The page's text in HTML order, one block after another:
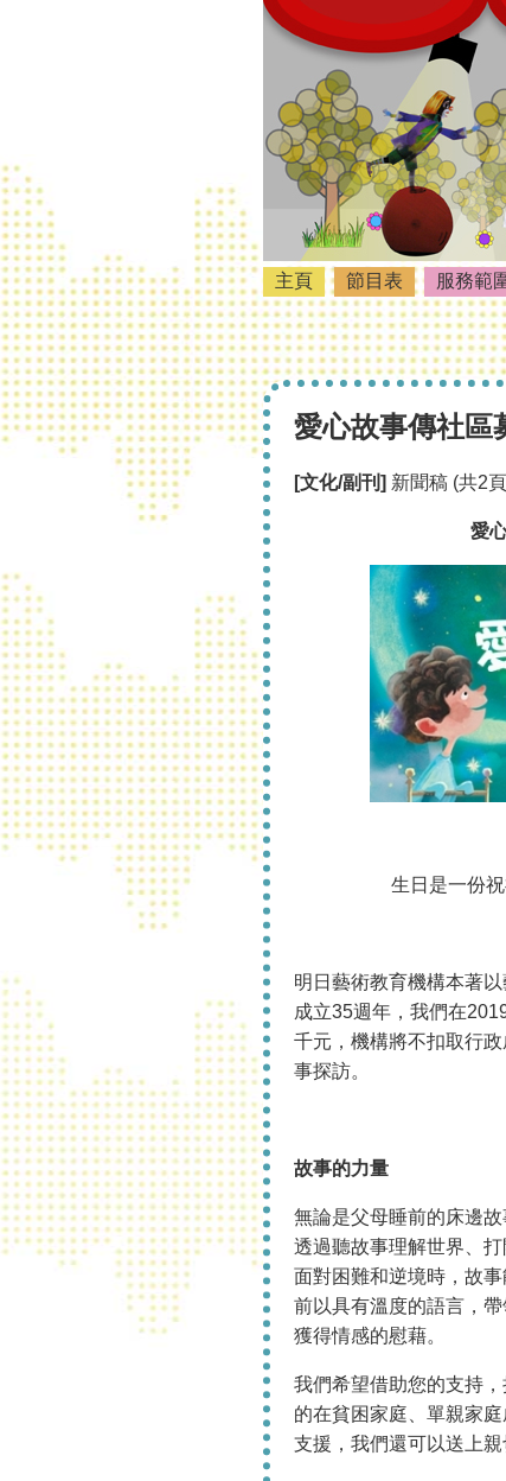
主頁 節目表 服務範
愛心故事傳社區
[文化/副刊 ] 新聞稿 (共2
愛
生日是一份
明日藝術教育機構本著
成立35週年，我們在
千元，機構將不扣取行
事探訪。
故事的力量
無論是父母睡前的床邊
透過聽故事理解世界、
面對困難和逆境時，故
前以具有溫度的語言，
獲得情感的慰藉。
我們希望借助您的支持
的在貧困家庭、單親家
支援，我們還可以送上